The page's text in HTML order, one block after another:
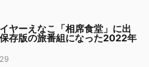
ヤーえなこ「相席食堂」に出
存版の旅番組になった2022年